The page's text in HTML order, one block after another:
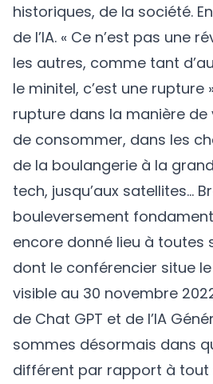
historiques, de la société.
de l’IA. « Ce n’est pas une
les autres, comme tant
le minitel, c’est une rupture
rupture dans la manière de
de consommer, dans les
de la boulangerie à la
tech, jusqu’aux satellites…
bouleversement
encore donné lieu à toutes
dont le conférencier situe
visible au 30 novembre
de Chat GPT et de l’IA
sommes désormais dans
différent par rapport à tout